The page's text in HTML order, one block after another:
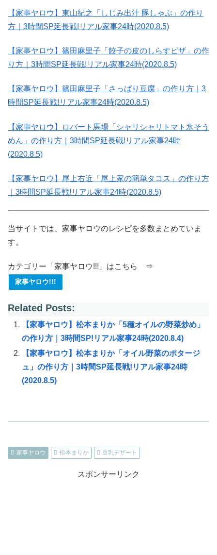
【家事ヤロウ】東山紀之「しじみ出汁 豚しゃぶ」の作り
方｜3時間SP延長戦!リアル家事24時(2020.8.5)
【家事ヤロウ】篠田麻里子「餃子の皮のしらすピザ」の作
り方｜3時間SP延長戦!リアル家事24時(2020.8.5)
【家事ヤロウ】篠田麻里子「さっぱり豆腐」の作り方｜3
時間SP延長戦!リアル家事24時(2020.8.5)
【家事ヤロウ】ロバート馬場「シャリシャリトマト氷そう
めん」の作り方｜3時間SP延長戦!リアル家事24時
(2020.8.5)
【家事ヤロウ】尾上右近「尾上家の簡単タコス」の作り方
｜3時間SP延長戦!リアル家事24時(2020.8.5)
当サイトでは、家事ヤロウのレシピを多数まとめていま
す。
カテゴリー「家事ヤロウ!!!」はこちら ⇒
家事ヤロウ!!!
Related Posts:
【家事ヤロウ】松本まりか「5種オイルの野菜炒め」
の作り方｜3時間SP!リアル家事24時(2020.8.4)
【家事ヤロウ】松本まりか「オイル野菜のポタージ
ュ」の作り方｜3時間SP延長戦!リアル家事24時
(2020.8.5)
家事ヤロウ 松本まりか 豆乳デザート
スポンサーリンク